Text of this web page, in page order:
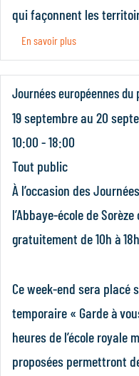
qui façonnent les
En savoir plus
Journées européennes du
19 septembreau 20
10:00 - 18:00
Tout public
À l’occasion des
l’Abbaye-école de
gratuitement de 10h à 18h.
Ce week-end sera placé
temporaire « Garde à
heures de l’école royale
proposées permettront